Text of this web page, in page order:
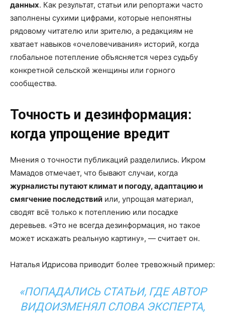
данных. Как результат, статьи или репортажи часто
заполнены сухими цифрами, которые непонятны
рядовому читателю или зрителю, а редакциям не
хватает навыков «очеловечивания» историй, когда
глобальное потепление объясняется через судьбу
конкретной сельской женщины или горного
сообщества.
Точность и дезинформация:
когда упрощение вредит
Мнения о точности публикаций разделились. Икром
Мамадов отмечает, что бывают случаи, когда
журналисты путают климат и погоду, адаптацию и
смягчение последствий или, упрощая материал,
сводят всё только к потеплению или посадке
деревьев. «Это не всегда дезинформация, но такое
может искажать реальную картину», — считает он.
Наталья Идрисова приводит более тревожный пример:
«ПОПАДАЛИСЬ СТАТЬИ, ГДЕ АВТОР
ВИДОИЗМЕНЯЛ СЛОВА ЭКСПЕРТА,